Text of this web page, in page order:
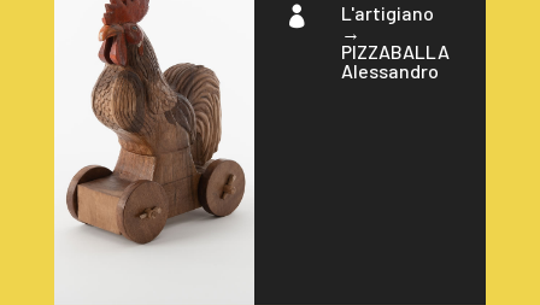

L'artigiano
→
PIZZABALLA
Alessandro